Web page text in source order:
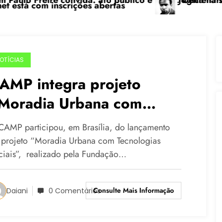
inscrições abertas
integra projeto
Urbana com
Sociais” da
Banco do Brasil
participou, em Brasília, do lançamento
“Moradia Urbana com Tecnologias
realizado pela Fundação…
Daiani 0 ComentáriosConsulte Mais Informação